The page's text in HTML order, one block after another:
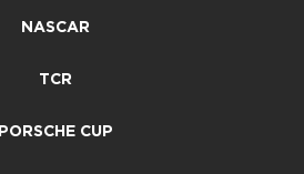
NASCAR
TCR
PORSCHE CUP